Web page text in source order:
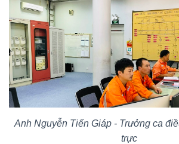
Anh Nguyễn Tiến Giáp - Trưởng ca
trực